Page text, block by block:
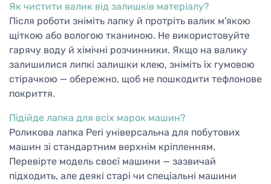
Як чистити валик від залишків матеріалу?
Після роботи зніміть лапку й протріть валик м'якою
щіткою або вологою тканиною. Не використовуйте
гарячу воду й хімічні розчинники. Якщо на валику
залишилися липкі залишки клею, зніміть їх гумовою
стірачкою — обережно, щоб не пошкодити тефлонове
покриття.
Підійде лапка для всіх марок машин?
Роликова лапка Peri універсальна для побутових
машин зі стандартним верхнім кріпленням.
Перевірте модель своєї машини — зазвичай
підходить, але деякі старі чи спеціальні машини